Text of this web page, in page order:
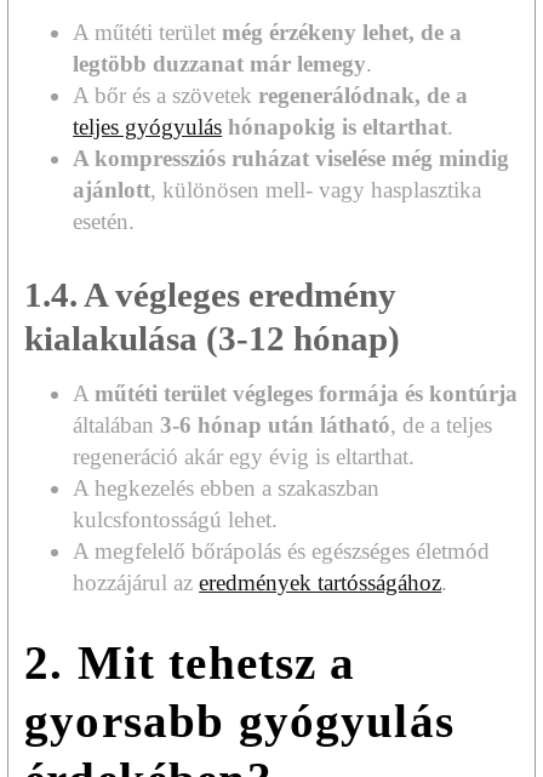
A műtéti területmég érzékeny lehet, de a
legtöbb duzzanat már lemegy.
A bőr és a szövetekregenerálódnak, de a
teljes gyógyulás hónapokig is eltarthat.
A kompressziós ruházat viselése még mindig
ajánlott, különösen mell- vagy hasplasztika
esetén.
1.4. A végleges eredmény
kialakulása (3-12 hónap)
Aműtéti terület végleges formája és kontúrja
általában3-6 hónap után látható, de a teljes
regeneráció akár egy évig is eltarthat.
A hegkezelés ebben a szakaszban
kulcsfontosságú lehet.
A megfelelő bőrápolás és egészséges életmód
hozzájárul azeredmények tartósságához.
2. Mit tehetsz a
gyorsabb gyógyulás